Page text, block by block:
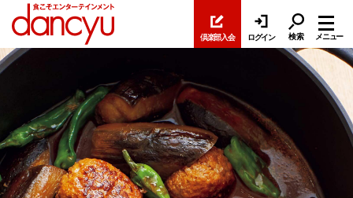
倶楽部入会 ログイン 検索 メニュー